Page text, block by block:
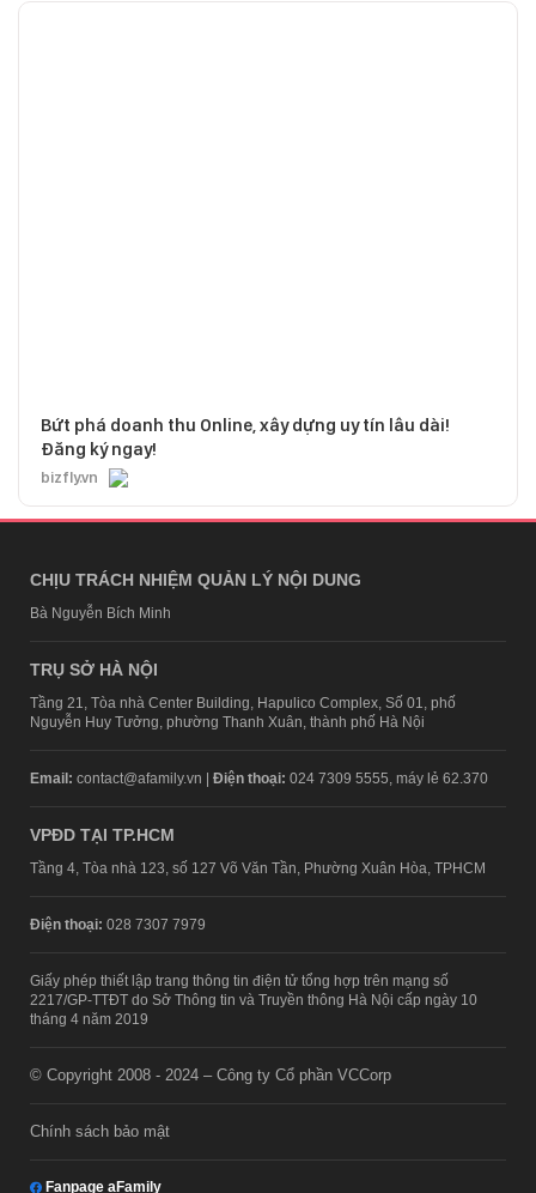
Bứt phá doanh thu Online, xây dựng uy tín lâu dài!
Đăng ký ngay!
bizfly.vn
CHỊU TRÁCH NHIỆM QUẢN LÝ NỘI DUNG
Bà Nguyễn Bích Minh
TRỤ SỞ HÀ NỘI
Tầng 21, Tòa nhà Center Building, Hapulico Complex, Số 01, phố
Nguyễn Huy Tưởng, phường Thanh Xuân, thành phố Hà Nội
Email: contact@afamily.vn | Điện thoại: 024 7309 5555, máy lẻ 62.370
VPĐD TẠI TP.HCM
Tầng 4, Tòa nhà 123, số 127 Võ Văn Tần, Phường Xuân Hòa, TPHCM
Điện thoại: 028 7307 7979
Giấy phép thiết lập trang thông tin điện tử tổng hợp trên mạng số
2217/GP-TTĐT do Sở Thông tin và Truyền thông Hà Nội cấp ngày 10
tháng 4 năm 2019
© Copyright 2008 - 2024 – Công ty Cổ phần VCCorp
Chính sách bảo mật
Fanpage aFamily